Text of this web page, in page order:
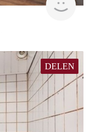
DELEN